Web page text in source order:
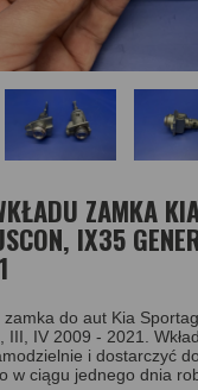
ZAMKA
IX35
zamka do aut Kia
III, IV 2009 - 2021.
i dostarczyć
w ciągu jednego dnia